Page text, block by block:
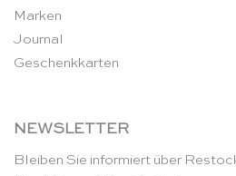
Marken
Journal
Geschenkkarten
NEWSLETTER
Bleiben Sie informiert über